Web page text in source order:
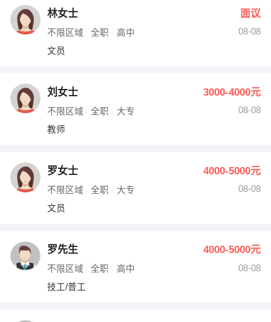
编辑
其他职位
林女士 面议
不限区域 全职 高中
08-08
文员
刘女士 3000-4000元
不限区域 全职 大专
08-08
教师
罗女士 4000-5000元
不限区域 全职 大专
08-08
文员
罗先生 4000-5000元
不限区域 全职 高中
08-08
技工/普工